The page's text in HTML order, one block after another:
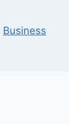
Business